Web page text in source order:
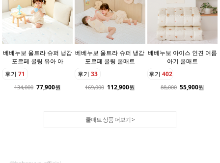
베베누보 울트라 슈퍼 냉감
포르페 쿨링 유아 아
후기71
134,000 77,900원
베베누보 울트라 슈퍼 냉감
포르페 쿨링 쿨매트
후기33
169,000 112,900원
베베누보 아이스 인견 여름
아기 쿨매트
후기 402
88,000 55,900원
쿨매트 상품 더보기 >